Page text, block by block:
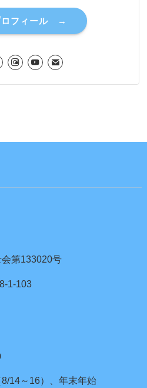
ロフィール →
第133020号
1-103
14～16）、年末年始